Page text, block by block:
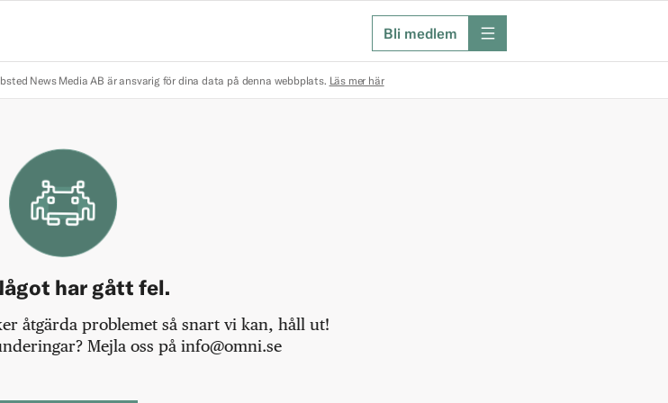
Bli medlem meny
News Media AB är ansvarig för dina data på denna webbplats. Läs mer här
har gått fel.
åtgärda problemet så snart vi kan, håll ut!
Mejla oss på info@omni.se